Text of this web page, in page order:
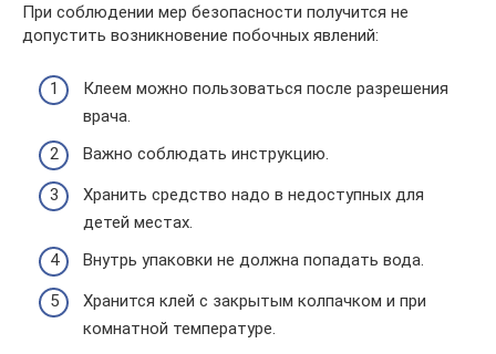
При соблюдении мер безопасности получится не
допустить возникновение побочных явлений:
Клеем можно пользоваться после разрешения
врача.
Важно соблюдать инструкцию.
Хранить средство надо в недоступных для
детей местах.
Внутрь упаковки не должна попадать вода.
Хранится клей с закрытым колпачком и при
комнатной температуре.